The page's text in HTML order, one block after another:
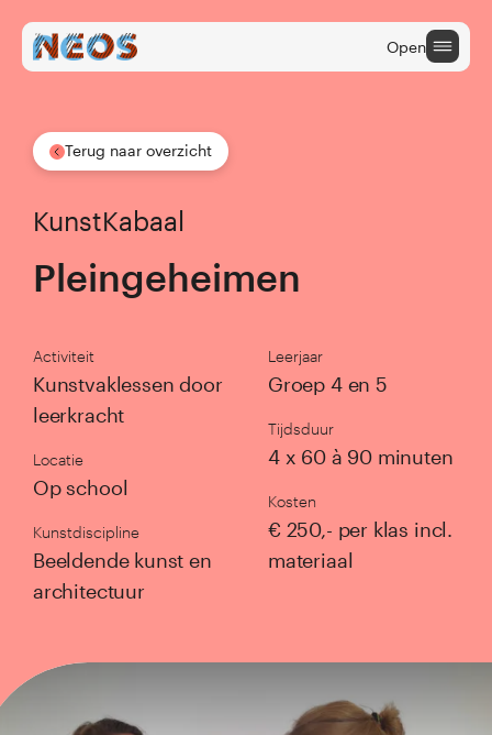
Open
Onderwijs
Cultuuraanbieders
Cultuur na School
Terug naar hoofdmenu
home onderwijs
primair onderwijs
mbo
Aanbod alle doelgroepen
Terug naar overzicht
KunstKabaal
Pleingeheimen
Activiteit
Kunstvaklessen door
leerkracht
Locatie
Op school
Kunstdiscipline
Beeldende kunst en
architectuur
Leerjaar
Groep 4 en 5
Tijdsduur
4 x 60 à 90 minuten
Kosten
€ 250,- per klas incl.
materiaal